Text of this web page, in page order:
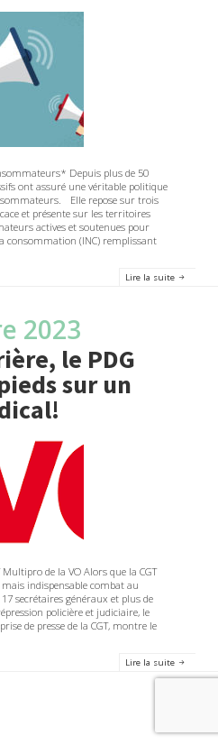
Depuis plus de 50
ont assuré une véritable politique
Elle repose sur trois
et présente sur les territoires
actives et soutenues pour
(INC) remplissant
Lire la suite
2023
le PDG
sur un
de la VO Alors que la CGT
indispensable combat au
secrétaires généraux et plus de
policière et judiciaire, le
de presse de la CGT, montre le
Lire la suite